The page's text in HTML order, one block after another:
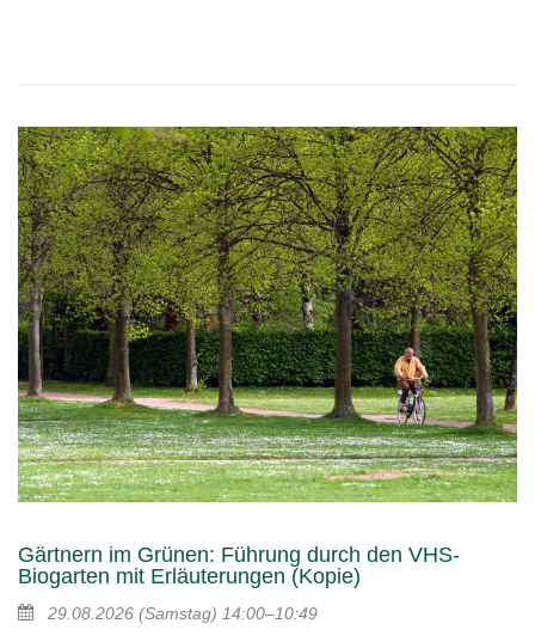
Gärtnern im Grünen: Führung durch den VHS-
Biogarten mit Erläuterungen (Kopie)
29.08.2026 (Samstag) 14:00–10:49